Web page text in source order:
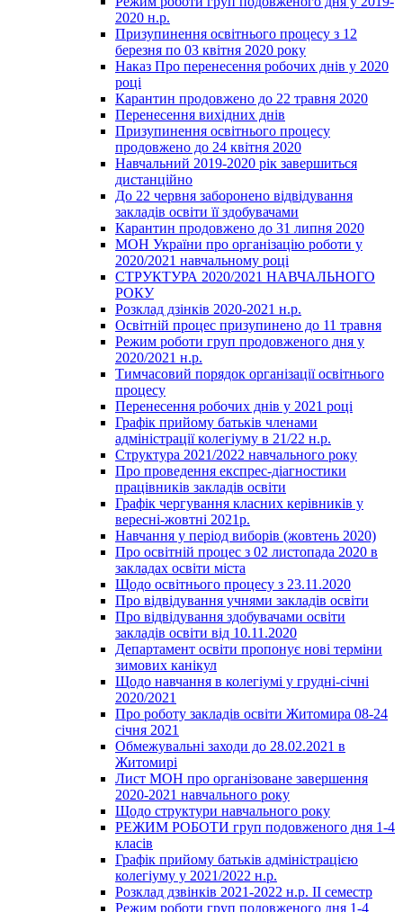
2020 н.р.
Призупинення освітнього процесу з 12
березня по 03 квітня 2020 року
Наказ Про перенесення робочих днів у 2020
році
Карантин продовжено до 22 травня 2020
Перенесення вихідних днів
Призупинення освітнього процесу
продовжено до 24 квітня 2020
Навчальний 2019-2020 рік завершиться
дистанційно
До 22 червня заборонено відвідування
закладів освіти її здобувачами
Карантин продовжено до 31 липня 2020
МОН України про організацію роботи у
2020/2021 навчальному році
СТРУКТУРА 2020/2021 НАВЧАЛЬНОГО
РОКУ
Розклад дзінків 2020-2021 н.р.
Освітній процес призупинено до 11 травня
Режим роботи груп продовженого дня у
2020/2021 н.р.
Тимчасовий порядок організації освітнього
процесу
Перенесення робочих днів у 2021 році
Графік прийому батьків членами
адміністрації колегіуму в 21/22 н.р.
Структура 2021/2022 навчального року
Про проведення експрес-діагностики
працівників закладів освіти
Графік чергування класних керівників у
вересні-жовтні 2021р.
Навчання у період виборів (жовтень 2020)
Про освітній процес з 02 листопада 2020 в
закладах освіти міста
Щодо освітнього процесу з 23.11.2020
Про відвідування учнями закладів освіти
Про відвідування здобувачами освіти
закладів освіти від 10.11.2020
Департамент освіти пропонує нові терміни
зимових канікул
Щодо навчання в колегіумі у грудні-січні
2020/2021
Про роботу закладів освіти Житомира 08-24
січня 2021
Обмежувальні заходи до 28.02.2021 в
Житомирі
Лист МОН про організоване завершення
2020-2021 навчального року
Щодо структури навчального року
РЕЖИМ РОБОТИ груп подовженого дня 1-4
класів
Графік прийому батьків адміністрацією
колегіуму у 2021/2022 н.р.
Розклад дзвінків 2021-2022 н.р. ІІ семестр
Режим роботи груп подовженого дня 1-4